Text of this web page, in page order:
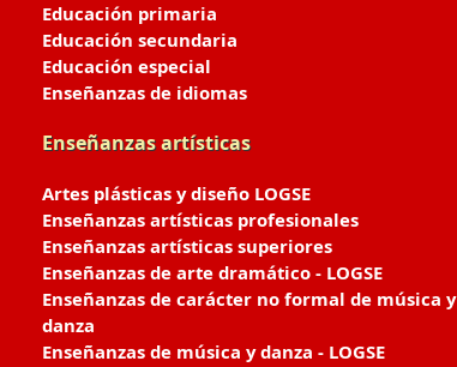
Educación primaria
Educación secundaria
Educación especial
Enseñanzas de idiomas
Enseñanzas artísticas
Artes plásticas y diseño LOGSE
Enseñanzas artísticas profesionales
Enseñanzas artísticas superiores
Enseñanzas de arte dramático - LOGSE
Enseñanzas de carácter no formal de música y
danza
Enseñanzas de música y danza - LOGSE